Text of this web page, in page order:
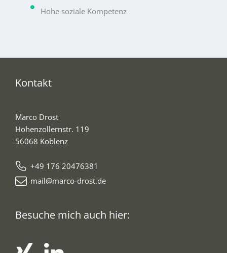
Hohe soziale Kompetenz
Kontakt
Marco Drost
Hohenzollernstr. 119
56068 Koblenz
+49 176 20476381
mail@marco-drost.de
Besuche mich auch hier: